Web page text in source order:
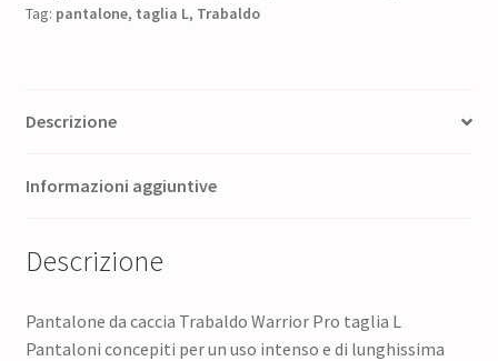
375,00 €.281,25 €.
Tag: pantalone, taglia L, Trabaldo
Descrizione
Informazioni aggiuntive
Descrizione
Pantalone da caccia Trabaldo Warrior Pro taglia L
Pantaloni concepiti per un uso intenso e di lunghissima